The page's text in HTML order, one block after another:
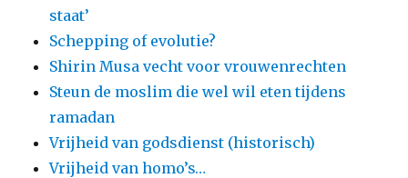
staat’
Schepping of evolutie?
Shirin Musa vecht voor vrouwenrechten
Steun de moslim die wel wil eten tijdens
ramadan
Vrijheid van godsdienst (historisch)
Vrijheid van homo’s…